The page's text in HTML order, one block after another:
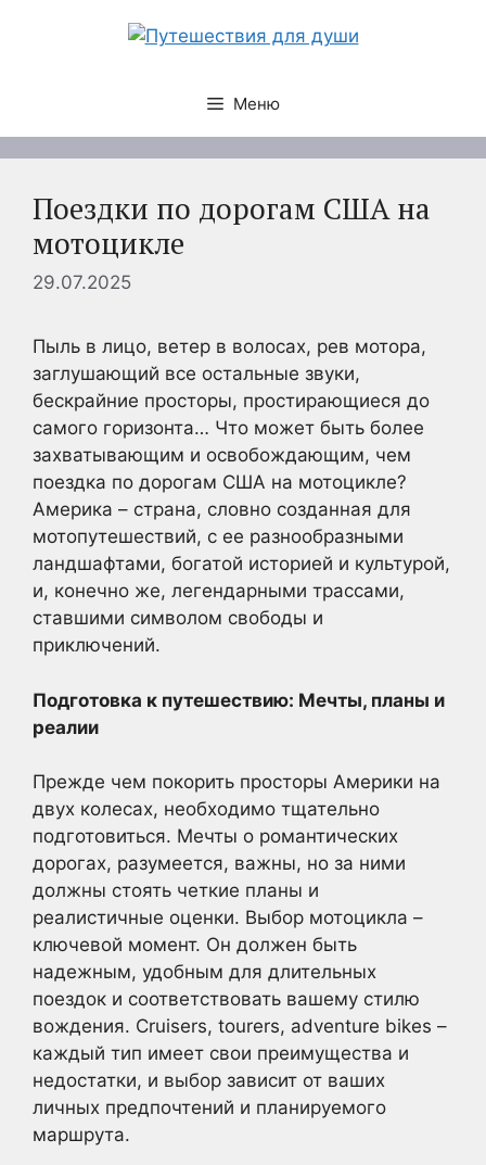
Меню
Поездки по дорогам США на
мотоцикле
29.07.2025
Пыль в лицо, ветер в волосах, рев мотора,
заглушающий все остальные звуки,
бескрайние просторы, простирающиеся до
самого горизонта… Что может быть более
захватывающим и освобождающим, чем
поездка по дорогам США на мотоцикле?
Америка – страна, словно созданная для
мотопутешествий, с ее разнообразными
ландшафтами, богатой историей и культурой,
и, конечно же, легендарными трассами,
ставшими символом свободы и
приключений.
Подготовка к путешествию: Мечты, планы и
реалии
Прежде чем покорить просторы Америки на
двух колесах, необходимо тщательно
подготовиться. Мечты о романтических
дорогах, разумеется, важны, но за ними
должны стоять четкие планы и
реалистичные оценки. Выбор мотоцикла –
ключевой момент. Он должен быть
надежным, удобным для длительных
поездок и соответствовать вашему стилю
вождения. Cruisers, tourers, adventure bikes –
каждый тип имеет свои преимущества и
недостатки, и выбор зависит от ваших
личных предпочтений и планируемого
маршрута.